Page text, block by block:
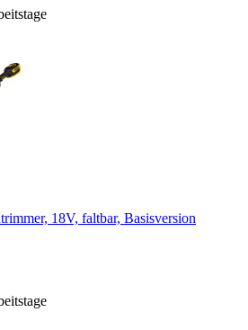
18V, faltbar, Basisversion